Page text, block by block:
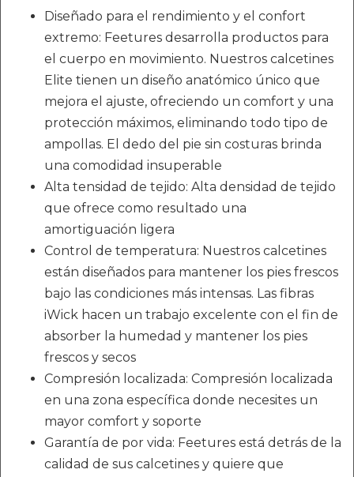
Diseñado para el rendimiento y el confort
extremo: Feetures desarrolla productos para
el cuerpo en movimiento. Nuestros calcetines
Elite tienen un diseño anatómico único que
mejora el ajuste, ofreciendo un comfort y una
protección máximos, eliminando todo tipo de
ampollas. El dedo del pie sin costuras brinda
una comodidad insuperable
Alta tensidad de tejido: Alta densidad de tejido
que ofrece como resultado una
amortiguación ligera
Control de temperatura: Nuestros calcetines
están diseñados para mantener los pies frescos
bajo las condiciones más intensas. Las fibras
iWick hacen un trabajo excelente con el fin de
absorber la humedad y mantener los pies
frescos y secos
Compresión localizada: Compresión localizada
en una zona específica donde necesites un
mayor comfort y soporte
Garantía de por vida: Feetures está detrás de la
calidad de sus calcetines y quiere que